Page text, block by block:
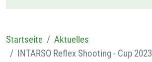
Startseite
Aktuelles
INTARSO Reflex Shooting - Cup 2023